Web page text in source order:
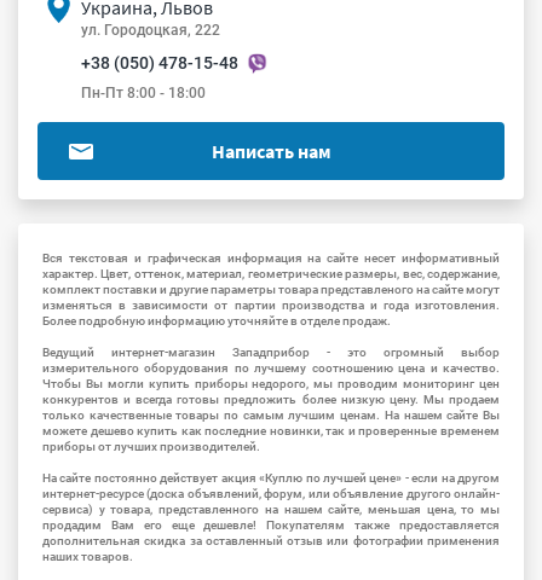
Украина, Львов
ул. Городоцкая, 222
+38 (050) 478-15-48
Пн-Пт 8:00 - 18:00
Написать нам
Вся текстовая и графическая информация на сайте несет информативный
характер. Цвет, оттенок, материал, геометрические размеры, вес, содержание,
комплект поставки и другие параметры товара представленого на сайте могут
изменяться в зависимости от партии производства и года изготовления.
Более подробную информацию уточняйте в отделе продаж.
Ведущий интернет-магазин Западприбор - это огромный выбор
измерительного оборудования по лучшему соотношению цена и качество.
Чтобы Вы могли купить приборы недорого, мы проводим мониторинг цен
конкурентов и всегда готовы предложить более низкую цену. Мы продаем
только качественные товары по самым лучшим ценам. На нашем сайте Вы
можете дешево купить как последние новинки, так и проверенные временем
приборы от лучших производителей.
На сайте постоянно действует акция «Куплю по лучшей цене» - если на другом
интернет-ресурсе (доска объявлений, форум, или объявление другого онлайн-
сервиса) у товара, представленного на нашем сайте, меньшая цена, то мы
продадим Вам его еще дешевле! Покупателям также предоставляется
дополнительная скидка за оставленный отзыв или фотографии применения
наших товаров.